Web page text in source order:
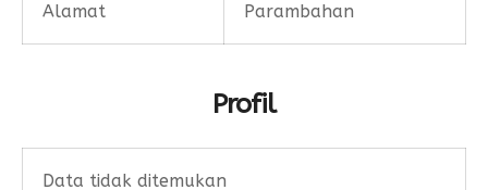
Alamat Parambahan
Profil
Data tidak ditemukan